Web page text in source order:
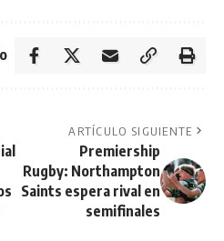
ARTÍCULO SIGUIENTE
Premiership
Rugby: Northampton
Saints espera rival en
semifinales